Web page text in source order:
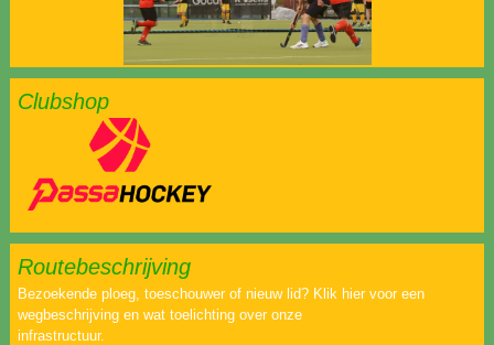
Clubshop
Routebeschrijving
Bezoekende ploeg, toeschouwer of nieuw lid? Klik hier voor een
wegbeschrijving en wat toelichting over onze
infrastructuur.